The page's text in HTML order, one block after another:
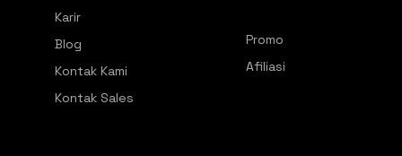
Karir
Blog
Kontak Kami
Kontak Sales
Promo
Afiliasi